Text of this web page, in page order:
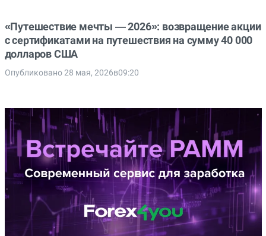
«Путешествие мечты — 2026»: возвращение акции
с сертификатами на путешествия на сумму 40 000
долларов США
Опубликовано 28 мая, 2026в09:20